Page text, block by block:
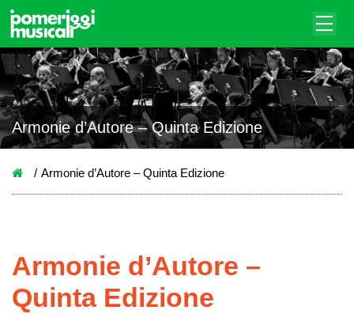
Armonie d’Autore – Quinta Edizione
Armonie d’Autore – Quinta Edizione
Armonie d’Autore –
Quinta Edizione